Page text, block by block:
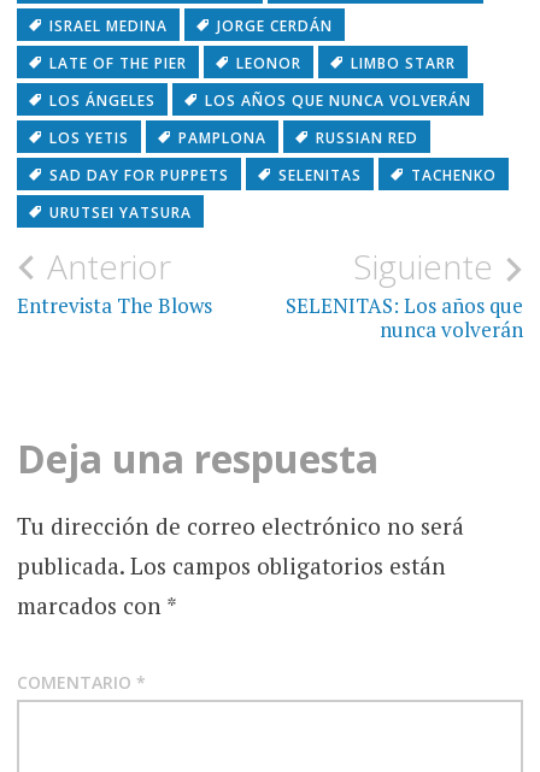
ISRAEL MEDINA
JORGE CERDÁN
LATE OF THE PIER
LEONOR
LIMBO STARR
LOS ÁNGELES
LOS AÑOS QUE NUNCA VOLVERÁN
LOS YETIS
PAMPLONA
RUSSIAN RED
SAD DAY FOR PUPPETS
SELENITAS
TACHENKO
URUTSEI YATSURA
Navegación
de
Anterior
Entrevista The Blows
Siguiente
SELENITAS: Los años que
nunca volverán
Deja una respuesta
Tu dirección de correo electrónico no será
publicada. Los campos obligatorios están
marcados con *
COMENTARIO *